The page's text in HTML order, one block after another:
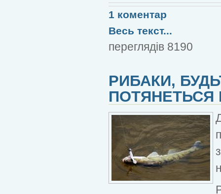
1 коментар
Весь текст...
переглядів 8190
РИБАКИ,
ПОТЯНЕТЬСЯ